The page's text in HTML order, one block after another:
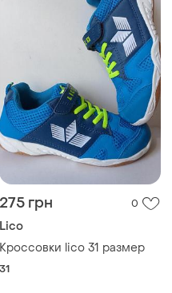
275 грн 0
Lico
Кроссовки lico 31 размер
31